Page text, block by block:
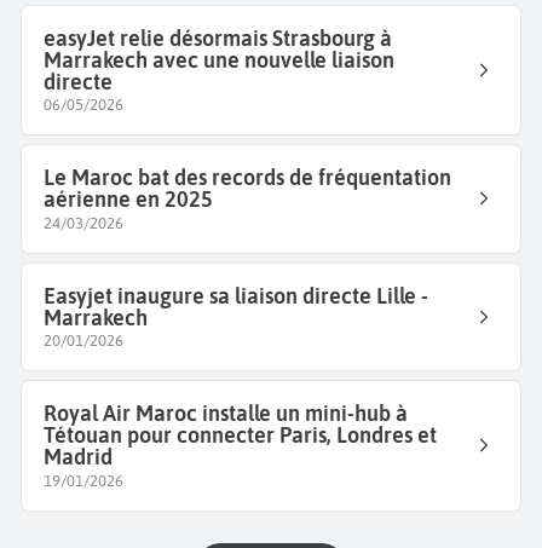
easyJet relie désormais Strasbourg à
Marrakech avec une nouvelle liaison
directe
06/05/2026
Le Maroc bat des records de fréquentation
aérienne en 2025
24/03/2026
Easyjet inaugure sa liaison directe Lille -
Marrakech
20/01/2026
Royal Air Maroc installe un mini-hub à
Tétouan pour connecter Paris, Londres et
Madrid
19/01/2026